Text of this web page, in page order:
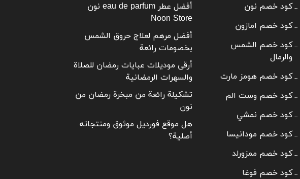
كود خصم نون
كود خصم امازون
كود خصم الشمس
والرمال
كود خصم هومز مارت
كود خصم وست الم
كود خصم نمشي
كود خصم مودانيسا
كود خصم ممزورلد
كود خصم فوغا
أفضل عطر eau de parfum نون
Noon Store
أفضل مرهم لعلاج حروق الشمس
بخصومات رائعة
أرقى موديلات عبايات رمضان للصلاة
والسهرات الرمضانية
تشكيلة رائعة من مبخرة رمضان من
نون
هل موقع فورديل موثوق ومنتجاته
أصلية؟